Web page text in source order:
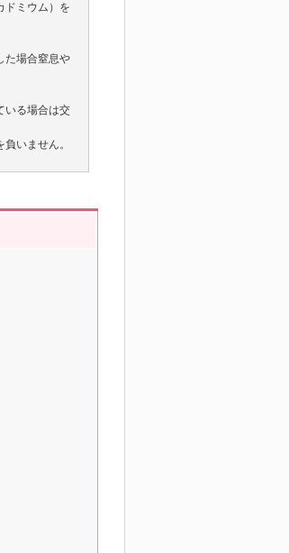
ドミウム）を
た場合窒息や
いる場合は交
いません。